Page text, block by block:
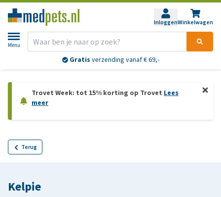
InloggenWinkelwagen
Menu
Gratis verzending vanaf € 69,-
Trovet Week: tot 15% korting op Trovet Lees
meer
Terug
Kelpie